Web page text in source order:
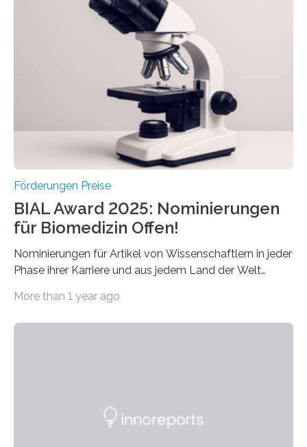
Schlaganfallforschung, um die Behandlung der
Betroffenen zu verbessern. Dazu schreibt sie auch in
diesem Jahr wieder deutschlandweit den Hentschel-
Preis aus. Er richtet sich gezielt an jüngere
Forscherinnen und Forscher unter 40 Jahren. Geehrt
werden soll eine herausragende Doktorarbeit oder eine
hochrangige wissenschaftliche Publikation zum Thema
Förderungen Preise
BIAL Award 2025: Nominierungen
für Biomedizin Offen!
Nominierungen für Artikel von Wissenschaftlern in jeder
Phase ihrer Karriere und aus jedem Land der Welt
Leben gerufen, um die bemerkenswertesten
Foundation, des BIAL Award in Biomedicine ist in
More than 1 year ago